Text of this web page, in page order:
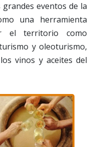
eventos de la
una herramienta
el territorio como
y oleoturismo,
vinos y aceites del